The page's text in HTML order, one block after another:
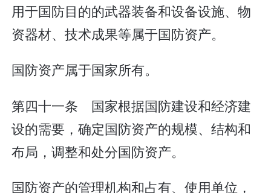
用于国防目的的武器装备和设备设施、物
资器材、技术成果等属于国防资产。
国防资产属于国家所有。
第四十一条 国家根据国防建设和经济建
设的需要，确定国防资产的规模、结构和
布局，调整和处分国防资产。
国防资产的管理机构和占有、使用单位，